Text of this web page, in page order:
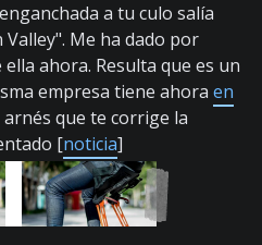
a tu culo salía
Me ha dado por
ahora. Resulta que es un
empresa tiene ahora en
arnés que te corrige la
[noticia]